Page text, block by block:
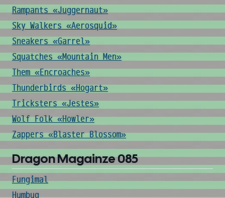
Rampants «Juggernaut»
Sky Walkers «Aerosquid»
Sneakers «Garrel»
Squatches «Mountain Men»
Them «Encroaches»
Thunderbirds «Hogart»
Tricksters «Jestes»
Wolf Folk «Howler»
Zappers «Blaster Blossom»
Dragon Magainze 085
Fungimal
Humbug